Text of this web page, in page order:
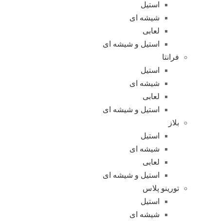
استیل
شیشه ای
لعابی
استیل و شیشه ای
فرانتا
استیل
شیشه ای
لعابی
استیل و شیشه ای
بلاز
استیل
شیشه ای
لعابی
استیل و شیشه ای
تورینو پلاس
استیل
شیشه ای